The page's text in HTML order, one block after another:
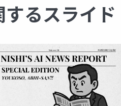
るスライド